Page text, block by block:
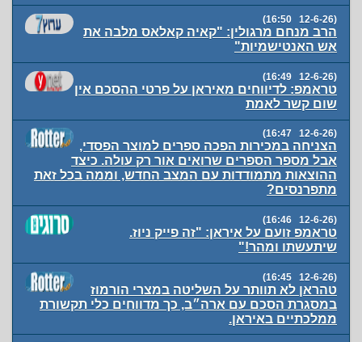
(12-6-26 16:50)
הרב מנחם מרגולין: "קאיה קאלאס מלבה את
אש האנטישמיות"
(12-6-26 16:49)
טראמפ: לדיווחים מאיראן על פרטי ההסכם אין
שום קשר לאמת
(12-6-26 16:47)
הצניחה במכירות הפכה ספרים למוצר הפסדי,
אבל מספר הספרים שרואים אור רק עולה. כיצד
ההוצאות מתמודדות עם המצב החדש, וממה בכל זאת
מתפרנסים?
(12-6-26 16:46)
טראמפ זועם על איראן: "זה פייק ניוז.
שיתעשתו ומהר!"
(12-6-26 16:45)
טהראן לא תוותר על השליטה במצרי הורמוז
במסגרת הסכם עם ארה״ב, כך מדווחים כלי תקשורת
ממלכתיים באיראן.